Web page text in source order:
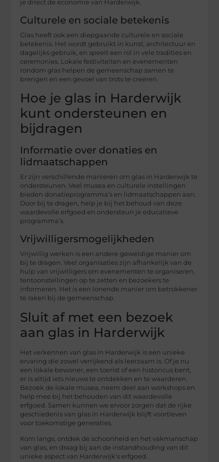
je direct de economie van Harderwijk.
Culturele en sociale betekenis
Glas heeft ook een diepgaande culturele en sociale
betekenis. Het wordt gebruikt in kunst, architectuur en
dagelijks gebruik, en speelt een rol in vele tradities en
ceremonies. Lokale festiviteiten en evenementen
rondom glas helpen de gemeenschap samen te
brengen en een gevoel van trots te creëren.
Hoe je glas in Harderwijk
kunt ondersteunen en
bijdragen
Informatie over donaties en
lidmaatschappen
Er zijn verschillende manieren om glas in Harderwijk te
ondersteunen. Veel musea en culturele instellingen
bieden donatieprogramma’s en lidmaatschappen aan.
Door bij te dragen, help je bij het behoud van deze
waardevolle erfgoed en ondersteun je educatieve
programma’s.
Vrijwilligersmogelijkheden
Vrijwillig werken is een andere geweldige manier om
bij te dragen. Veel organisaties zijn afhankelijk van de
hulp van vrijwilligers om evenementen te organiseren,
tentoonstellingen op te zetten en bezoekers te
informeren. Het is een lonende manier om betrokkener
te raken bij de gemeenschap.
Sluit af met een bezoek
aan glas in Harderwijk
Het verkennen van glas in Harderwijk is een unieke
ervaring die zowel verrijkend als leerzaam is. Of je nu
een lokale bewoner, een toerist of een historicus bent,
er is altijd iets nieuws te ontdekken en te waarderen.
Bezoek de lokale musea, neem deel aan workshops en
help mee bij het behouden van dit waardevolle
erfgoed. Samen kunnen we ervoor zorgen dat de rijke
geschiedenis van glas in Harderwijk blijft voortleven
voor toekomstige generaties.
Kom langs, ontdek de schoonheid en het vakmanschap
van glas, en draag bij aan de instandhouding van dit
unieke aspect van Harderwijk’s erfgoed.